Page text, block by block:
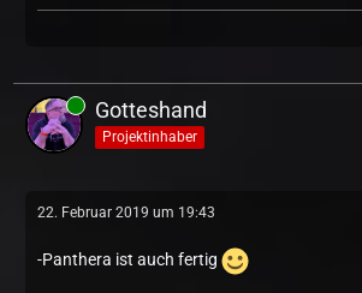
Gotteshand
Projektinhaber
22. Februar 2019 um 19:43
-Panthera ist auch fertig